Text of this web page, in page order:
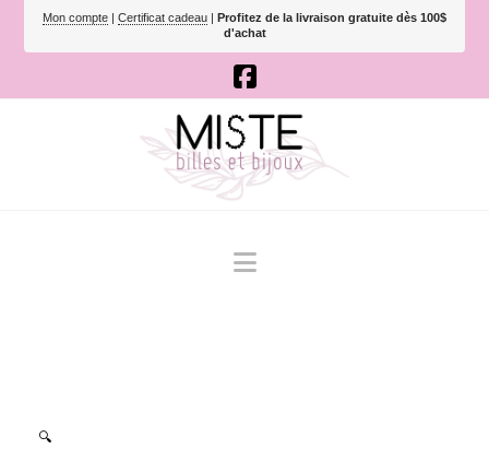
Mon compte | Certificat cadeau | Profitez de la livraison gratuite dès 100$
d'achat
Navigation
🔍